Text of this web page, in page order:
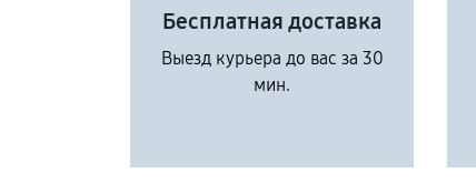
Бесплатная доставка
Выезд курьера до вас за 30
мин.